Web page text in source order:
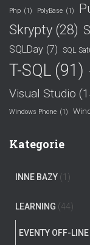
Php (1) PolyBase (1)
Skrypty (28)
SQLDay (7) SQL
T-SQL (91)
Visual Studio
Windows Phone (1)
Kategorie
INNE BAZY (1)
LEARNING (44)
EVENTY OFF-LINE